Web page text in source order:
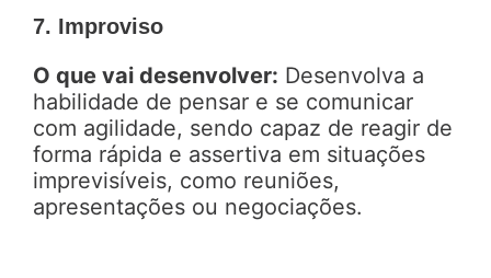
7. Improviso
O que vai desenvolver: Desenvolva a
habilidade de pensar e se comunicar
com agilidade, sendo capaz de reagir de
forma rápida e assertiva em situações
imprevisíveis, como reuniões,
apresentações ou negociações.